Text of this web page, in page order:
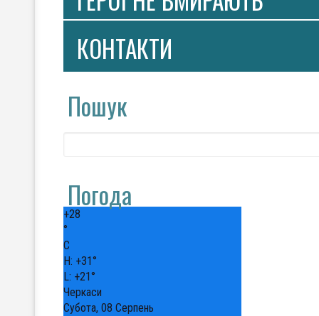
КОНТАКТИ
Пошук
Погода
+28
°
C
H: +31°
L: +21°
Черкаси
Субота, 08 Серпень